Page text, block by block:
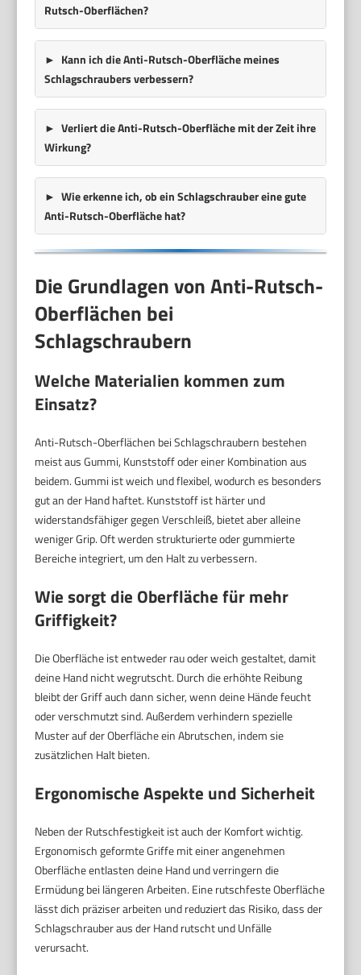
Rutsch-Oberflächen?
Kann ich die Anti-Rutsch-Oberfläche meines
Schlagschraubers verbessern?
Verliert die Anti-Rutsch-Oberfläche mit der Zeit ihre
Wirkung?
Wie erkenne ich, ob ein Schlagschrauber eine gute
Anti-Rutsch-Oberfläche hat?
Die Grundlagen von Anti-Rutsch-
Oberflächen bei
Schlagschraubern
Welche Materialien kommen zum
Einsatz?
Anti-Rutsch-Oberflächen bei Schlagschraubern bestehen
meist aus Gummi, Kunststoff oder einer Kombination aus
beidem. Gummi ist weich und flexibel, wodurch es besonders
gut an der Hand haftet. Kunststoff ist härter und
widerstandsfähiger gegen Verschleiß, bietet aber alleine
weniger Grip. Oft werden strukturierte oder gummierte
Bereiche integriert, um den Halt zu verbessern.
Wie sorgt die Oberfläche für mehr
Griffigkeit?
Die Oberfläche ist entweder rau oder weich gestaltet, damit
deine Hand nicht wegrutscht. Durch die erhöhte Reibung
bleibt der Griff auch dann sicher, wenn deine Hände feucht
oder verschmutzt sind. Außerdem verhindern spezielle
Muster auf der Oberfläche ein Abrutschen, indem sie
zusätzlichen Halt bieten.
Ergonomische Aspekte und Sicherheit
Neben der Rutschfestigkeit ist auch der Komfort wichtig.
Ergonomisch geformte Griffe mit einer angenehmen
Oberfläche entlasten deine Hand und verringern die
Ermüdung bei längeren Arbeiten. Eine rutschfeste Oberfläche
lässt dich präziser arbeiten und reduziert das Risiko, dass der
Schlagschrauber aus der Hand rutscht und Unfälle
verursacht.